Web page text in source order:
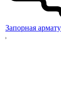
Запорная